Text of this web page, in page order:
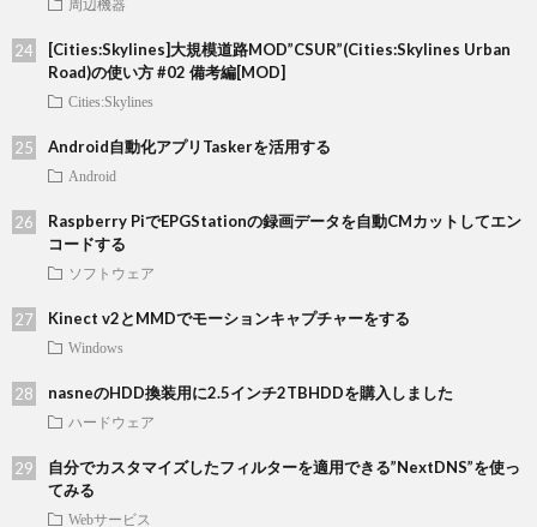
周辺機器
[Cities:Skylines]大規模道路MOD”CSUR”(Cities:Skylines Urban
Road)の使い方 #02 備考編[MOD]
Cities:Skylines
Android自動化アプリTaskerを活用する
Android
Raspberry PiでEPGStationの録画データを自動CMカットしてエン
コードする
ソフトウェア
Kinect v2とMMDでモーションキャプチャーをする
Windows
nasneのHDD換装用に2.5インチ2TBHDDを購入しました
ハードウェア
自分でカスタマイズしたフィルターを適用できる”NextDNS”を使っ
てみる
Webサービス